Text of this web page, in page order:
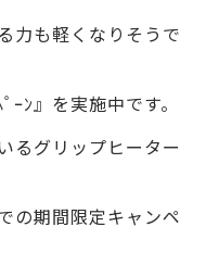
力も軽くなりそうで
ｰﾝ』を実施中です。
グリップヒーター
の期間限定キャンペ